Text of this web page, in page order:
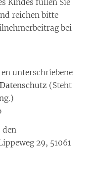
Kindes füllen Sie
reichen bitte
bei
unterschriebene
(Steht
den
29, 51061